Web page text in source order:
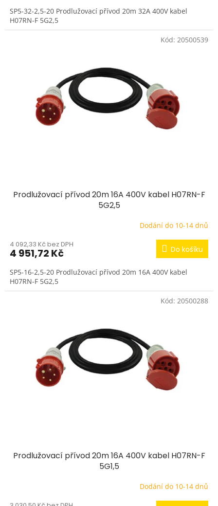
SP5-32-2,5-20 Prodlužovací přívod 20m 32A 400V kabel
H07RN-F 5G2,5
Prodlužovací přívod 20m 16A 400V kabel H07RN-F
5G2,5
Dodání do 10-14 dnů
4 092,33 Kč bez DPH
4 951,72 Kč Do košíku
SP5-16-2,5-20 Prodlužovací přívod 20m 16A 400V kabel
H07RN-F 5G2,5
Kód: 20500539
Prodlužovací přívod 20m 16A 400V kabel H07RN-F
5G1,5
Dodání do 10-14 dnů
Kód: 20500288